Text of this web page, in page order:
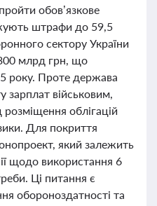
обов’язкове
штрафи до 59,5
сектору України
млрд грн, що
року. Проте держава
зарплат військовим,
облігацій
Для покриття
який залежить
щодо використання 6
Ці питання є
обороноздатності та